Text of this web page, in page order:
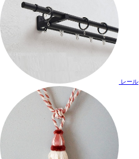
レール